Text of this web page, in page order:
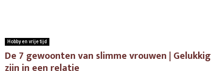
Hobby en vrije tijd
De 7 gewoonten van slimme vrouwen | Gelukkig